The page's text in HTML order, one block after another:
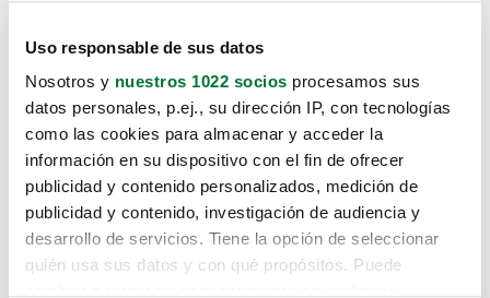
Uso responsable de sus datos
Nosotros y nuestros 1022 socios procesamos sus
datos personales, p.ej., su dirección IP, con tecnologías
como las cookies para almacenar y acceder la
información en su dispositivo con el fin de ofrecer
publicidad y contenido personalizados, medición de
publicidad y contenido, investigación de audiencia y
desarrollo de servicios. Tiene la opción de seleccionar
quién usa sus datos y con qué propósitos. Puede
Lo sentimos, no sabemos como
te hemos traido hasta aquí.
Pero puedes encontrar el coche que estás
buscando en alguno de estos enlaces: